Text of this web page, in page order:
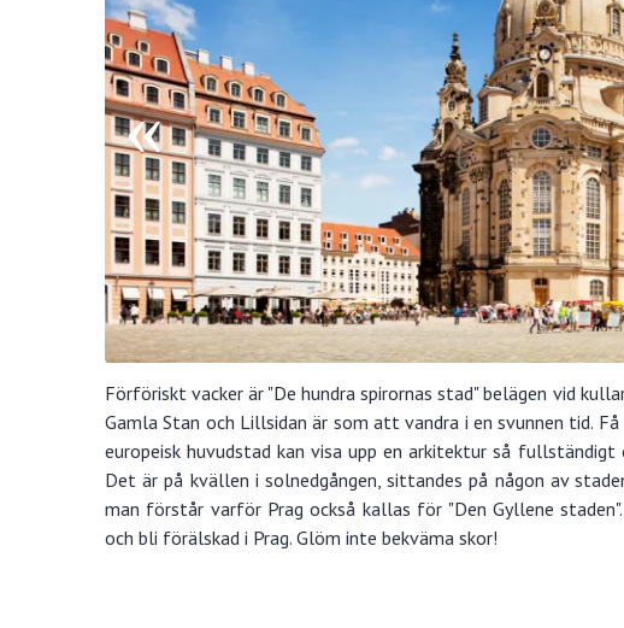
Förföriskt vacker är "De hundra spirornas stad" belägen vid
Gamla Stan och Lillsidan är som att vandra i en svunnen tid.
europeisk huvudstad kan visa upp en arkitektur så
Det är på kvällen i solnedgången, sittandes på någon av
man förstår varför Prag också kallas för "Den Gyllene
och bli förälskad i Prag. Glöm inte bekväma skor!